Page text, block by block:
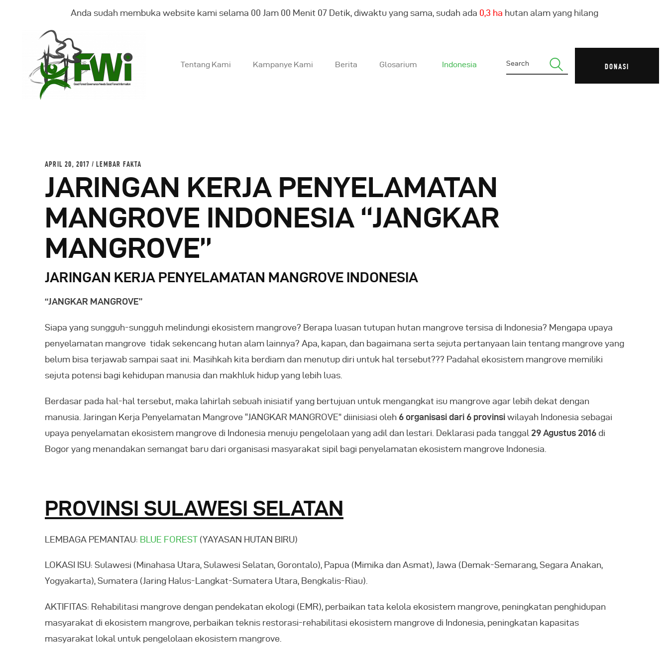
Anda sudah membuka website kami selama 00 Jam 00 Menit 08 Detik, diwaktu yang sama, sudah ada 0,4 ha hutan alam yang hilang
Tentang Kami Kampanye Kami Berita Glosarium Indonesia DONASI
Glosarium
Indonesia
APRIL 20, 2017 LEMBAR FAKTA
JARINGAN KERJA PENYELAMATAN
MANGROVE INDONESIA “JANGKAR
MANGROVE”
JARINGAN KERJA PENYELAMATAN MANGROVE INDONESIA
“JANGKAR MANGROVE”
Siapa yang sungguh-sungguh melindungi ekosistem mangrove? Berapa luasan tutupan hutan mangrove tersisa di Indonesia? Mengapa upaya
penyelamatan mangrove tidak sekencang hutan alam lainnya? Apa, kapan, dan bagaimana serta sejuta pertanyaan lain tentang mangrove yang
belum bisa terjawab sampai saat ini. Masihkah kita berdiam dan menutup diri untuk hal tersebut??? Padahal ekosistem mangrove memiliki
sejuta potensi bagi kehidupan manusia dan makhluk hidup yang lebih luas.
Berdasar pada hal-hal tersebut, maka lahirlah sebuah inisiatif yang bertujuan untuk mengangkat isu mangrove agar lebih dekat dengan
manusia. Jaringan Kerja Penyelamatan Mangrove “JANGKAR MANGROVE” diinisiasi oleh 6 organisasi dari 6 provinsi wilayah Indonesia sebagai
upaya penyelamatan ekosistem mangrove di Indonesia menuju pengelolaan yang adil dan lestari. Deklarasi pada tanggal 29 Agustus 2016 di
Bogor yang menandakan semangat baru dari organisasi masyarakat sipil bagi penyelamatan ekosistem mangrove Indonesia.
PROVINSI SULAWESI SELATAN
LEMBAGA PEMANTAU: BLUE FOREST (YAYASAN HUTAN BIRU)
LOKASI ISU: Sulawesi (Minahasa Utara, Sulawesi Selatan, Gorontalo), Papua (Mimika dan Asmat), Jawa (Demak-Semarang, Segara Anakan,
Yogyakarta), Sumatera (Jaring Halus-Langkat-Sumatera Utara, Bengkalis-Riau).
AKTIFITAS: Rehabilitasi mangrove dengan pendekatan ekologi (EMR), perbaikan tata kelola ekosistem mangrove, peningkatan penghidupan
masyarakat di ekosistem mangrove, perbaikan teknis restorasi-rehabilitasi ekosistem mangrove di Indonesia, peningkatan kapasitas
masyarakat lokal untuk pengelolaan ekosistem mangrove.